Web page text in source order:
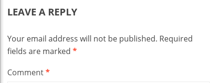
LEAVE A REPLY
Your email address will not be published. Required
fields are marked *
Comment*